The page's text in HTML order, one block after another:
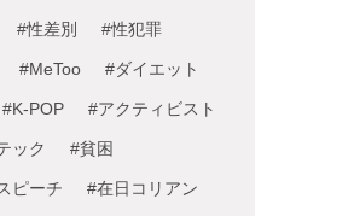
#性差別 #性犯罪
#MeToo #ダイエット
#K-POP #アクティビスト
ック #貧困
ピーチ #在日コリアン